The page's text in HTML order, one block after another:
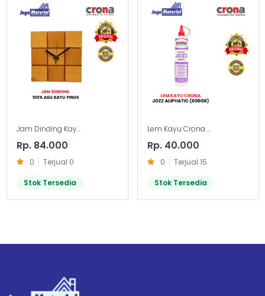
Jam Dinding Kay...
Rp. 84.000
0 Terjual 0
Stok Tersedia
Lem Kayu Crona ...
Rp. 40.000
0 Terjual 15
Stok Tersedia